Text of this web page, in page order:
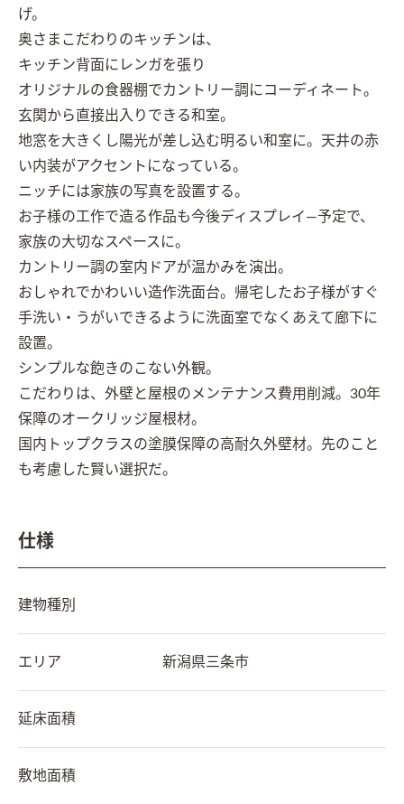
げ。
奥さまこだわりのキッチンは、
キッチン背面にレンガを張り
オリジナルの食器棚でカントリー調にコーディネート。
玄関から直接出入りできる和室。
地窓を大きくし陽光が差し込む明るい和室に。天井の赤
い内装がアクセントになっている。
ニッチには家族の写真を設置する。
お子様の工作で造る作品も今後ディスプレイ―予定で、
家族の大切なスペースに。
カントリー調の室内ドアが温かみを演出。
おしゃれでかわいい造作洗面台。帰宅したお子様がすぐ
手洗い・うがいできるように洗面室でなくあえて廊下に
設置。
シンプルな飽きのこない外観。
こだわりは、外壁と屋根のメンテナンス費用削減。30年
保障のオークリッジ屋根材。
国内トップクラスの塗膜保障の高耐久外壁材。先のこと
も考慮した賢い選択だ。
仕様
建物種別
エリア 新潟県三条市
延床面積
敷地面積